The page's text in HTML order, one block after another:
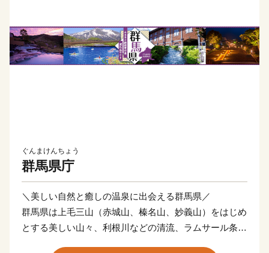
ぐんまけんちょう
群馬県庁
＼美しい自然と癒しの温泉に出会える群馬県／
群馬県は上毛三山（赤城山、榛名山、妙義山）をはじめ
とする美しい山々、利根川などの清流、ラムサール条約